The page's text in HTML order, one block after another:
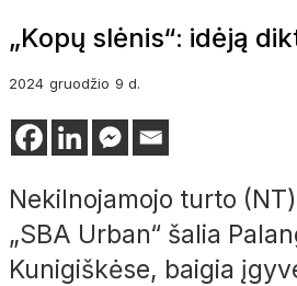
„Kopų slėnis“: idėją
2024 gruodžio 9 d.
Nekilnojamojo turto
„SBA Urban“ šalia
Kunigiškėse, baigia